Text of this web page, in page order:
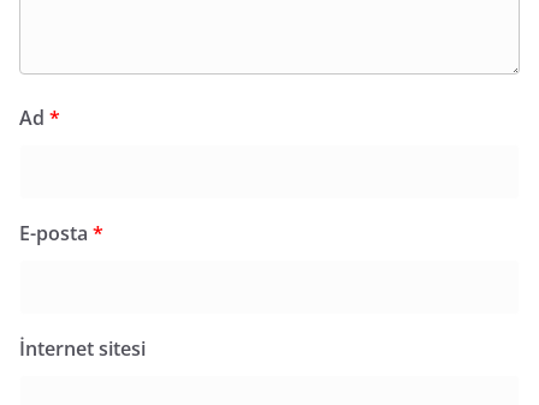
Ad *
E-posta *
İnternet sitesi